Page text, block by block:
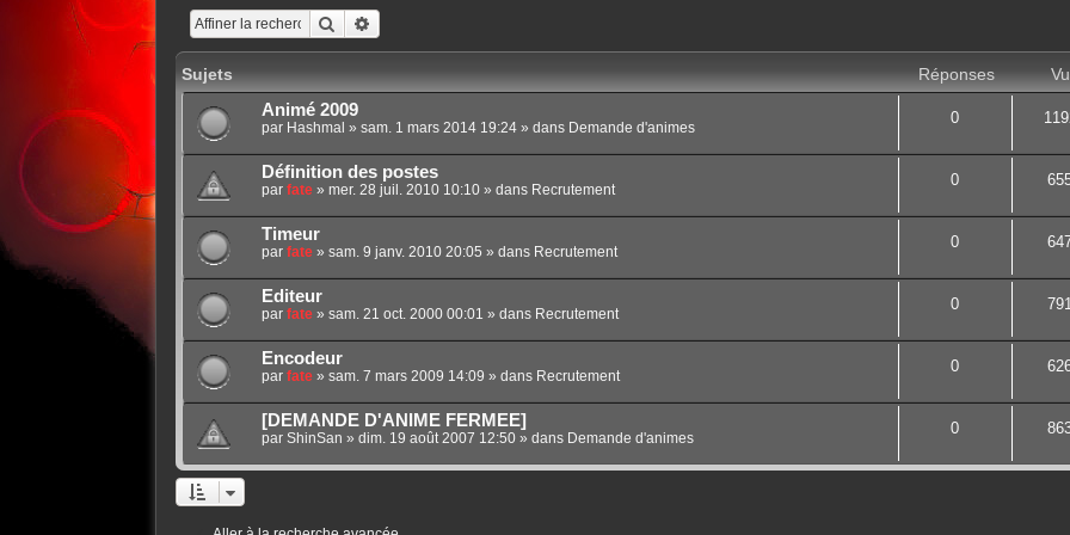
Rechercher
Sujets Réponses
Animé 2009
par Hashmal » sam. 1 mars 2014 19:24» dans Demande d'animes
0
Définition des postes
par fate» mer. 28 juil. 2010 10:10» dans Recrutement
0
Timeur
par fate» sam. 9 janv. 2010 20:05 » dans Recrutement
0
Editeur
par fate» sam. 21 oct. 2000 00:01 » dans Recrutement
0
Encodeur
par fate» sam. 7 mars 2009 14:09 » dans Recrutement
0
[DEMANDE D'ANIME FERMEE]
par ShinSan » dim. 19 août 2007 12:50» dans Demande d'animes
0